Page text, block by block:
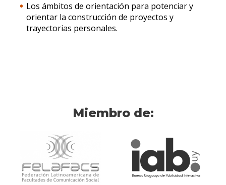
Los ámbitos de orientación para potenciar y
orientar la construcción de proyectos y
trayectorias personales.
Miembro de: